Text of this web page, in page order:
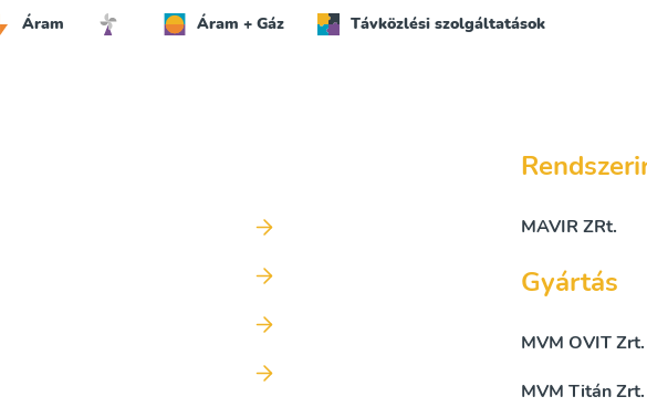
Áram Áram + Gáz Távközlési szolgáltatások
MAVIR ZRt.
Gyártás
MVM OVIT Zrt.
MVM Titán Zrt.